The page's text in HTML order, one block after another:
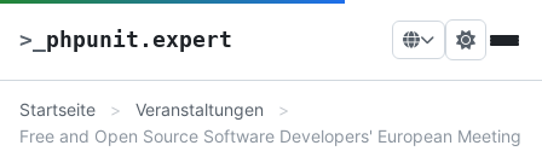
> phpunit.expert
Startseite
Veranstaltungen
Free and Open Source Software Developers' European Meeting